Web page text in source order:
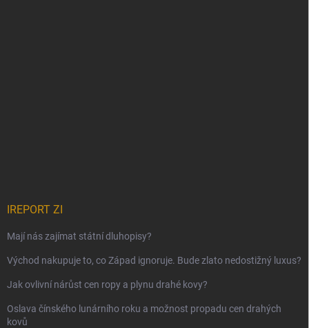
IREPORT ZI
Mají nás zajímat státní dluhopisy?
Východ nakupuje to, co Západ ignoruje. Bude zlato nedostižný luxus?
Jak ovlivní nárůst cen ropy a plynu drahé kovy?
Oslava čínského lunárního roku a možnost propadu cen drahých
kovů